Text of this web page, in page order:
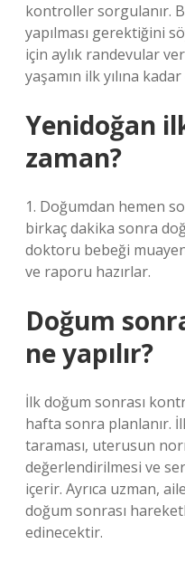
kontroller sorgulanır.
yapılması gerektiğini
için aylık randevular
yaşamın ilk yılına
Yenidoğan
zaman?
1. Doğumdan hemen
birkaç dakika sonra
doktoru bebeği
ve raporu hazırlar.
Doğum
ne yapılır?
İlk doğum sonrası
hafta sonra planlanır.
taraması, uterusun
değerlendirilmesi ve
içerir. Ayrıca uzman,
doğum sonrası
edinecektir.